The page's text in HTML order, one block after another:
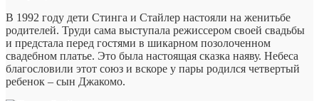
В 1992 году дети Стинга и Стайлер настояли на женитьбе
родителей. Труди сама выступала режиссером своей свадьбы
и предстала перед гостями в шикарном позолоченном
свадебном платье. Это была настоящая сказка наяву. Небеса
благословили этот союз и вскоре у пары родился четвертый
ребенок – сын Джакомо.